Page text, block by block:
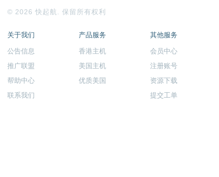
© 2026 快起航. 保留所有权利
关于我们
公告信息
推广联盟
帮助中心
联系我们
产品服务
香港主机
美国主机
优质美国
其他服务
会员中心
注册账号
资源下载
提交工单